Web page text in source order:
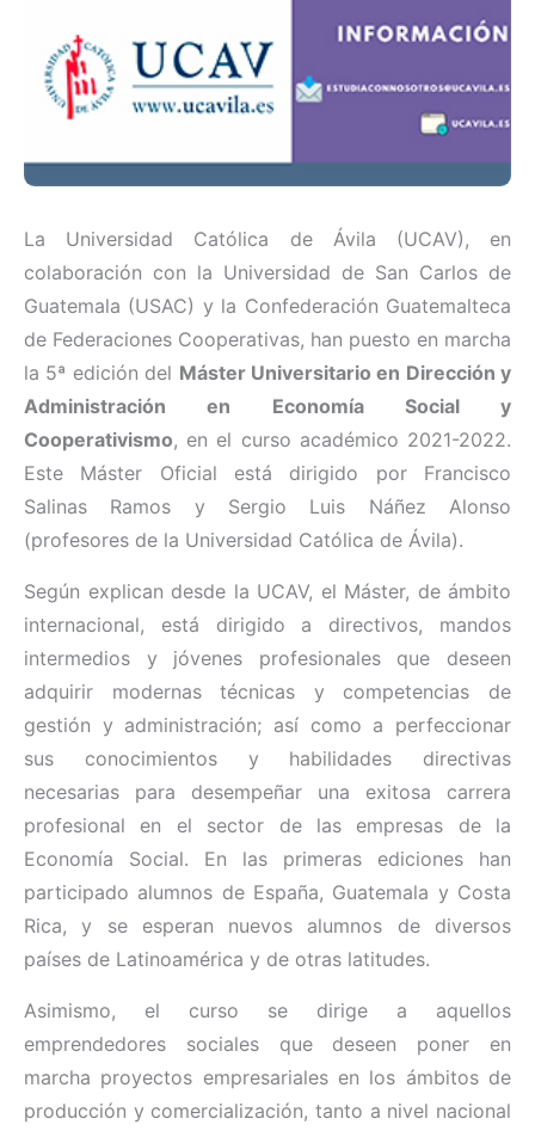
La Universidad Católica de Ávila (UCAV), en
colaboración con la Universidad de San Carlos de
Guatemala (USAC) y la Confederación Guatemalteca
de Federaciones Cooperativas, han puesto en marcha
la 5ª edición del Máster Universitario en Dirección y
Administración en Economía Social y
Cooperativismo, en el curso académico 2021-2022.
Este Máster Oficial está dirigido por Francisco
Salinas Ramos y Sergio Luis Náñez Alonso
(profesores de la Universidad Católica de Ávila).
Según explican desde la UCAV, el Máster, de ámbito
internacional, está dirigido a directivos, mandos
intermedios y jóvenes profesionales que deseen
adquirir modernas técnicas y competencias de
gestión y administración; así como a perfeccionar
sus conocimientos y habilidades directivas
necesarias para desempeñar una exitosa carrera
profesional en el sector de las empresas de la
Economía Social. En las primeras ediciones han
participado alumnos de España, Guatemala y Costa
Rica, y se esperan nuevos alumnos de diversos
países de Latinoamérica y de otras latitudes.
Asimismo, el curso se dirige a aquellos
emprendedores sociales que deseen poner en
marcha proyectos empresariales en los ámbitos de
producción y comercialización, tanto a nivel nacional